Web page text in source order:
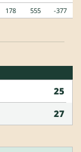
178 555 -377
25
27